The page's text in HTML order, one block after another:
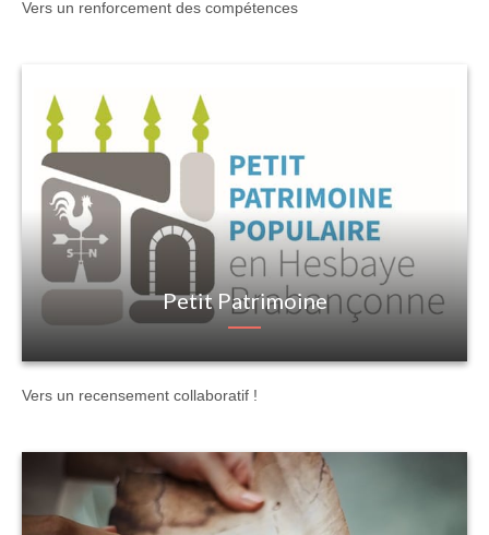
Vers un renforcement des compétences
Petit Patrimoine
Vers un recensement collaboratif !